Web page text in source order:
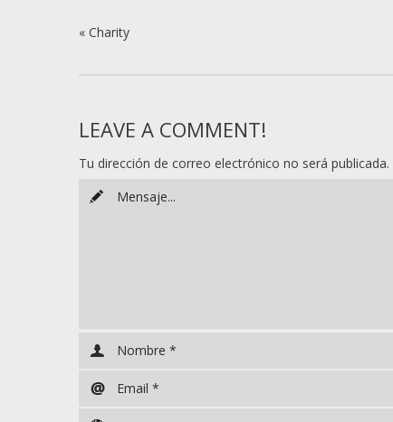
« Charity
LEAVE A COMMENT!
Tu dirección de correo electrónico no será publicada.